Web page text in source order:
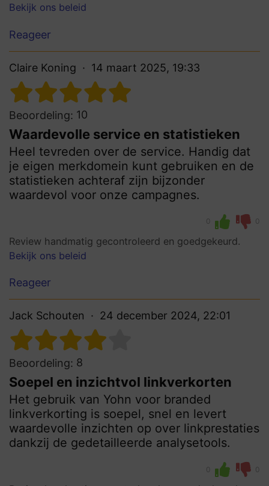
Bekijk ons beleid
Reageer
Claire Koning 14 maart 2025, 19:33
Beoordeling: 10
Waardevolle service en statistieken
Heel tevreden over de service. Handig dat
je eigen merkdomein kunt gebruiken en de
statistieken achteraf zijn bijzonder
waardevol voor onze campagnes.
0 0
Review handmatig gecontroleerd en goedgekeurd.
Bekijk ons beleid
Reageer
Jack Schouten 24 december 2024, 22:01
Beoordeling: 8
Soepel en inzichtvol linkverkorten
Het gebruik van Yohn voor branded
linkverkorting is soepel, snel en levert
waardevolle inzichten op over linkprestaties
dankzij de gedetailleerde analysetools.
0 0